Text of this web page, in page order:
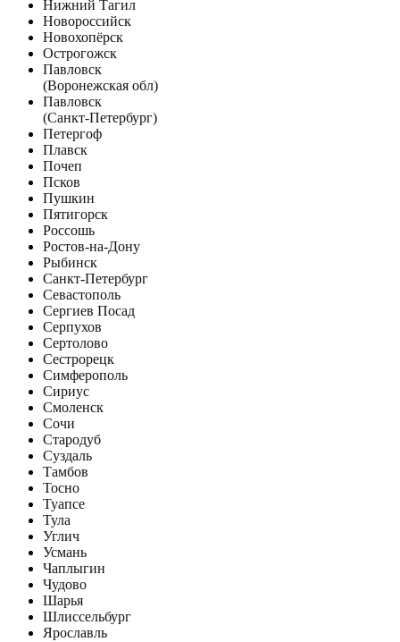
Нижний Тагил
Новороссийск
Новохопёрск
Острогожск
Павловск
(Воронежская обл)
Павловск
(Санкт-Петербург)
Петергоф
Плавск
Почеп
Псков
Пушкин
Пятигорск
Россошь
Ростов-на-Дону
Рыбинск
Санкт-Петербург
Севастополь
Сергиев Посад
Серпухов
Сертолово
Сестрорецк
Симферополь
Сириус
Смоленск
Сочи
Стародуб
Суздаль
Тамбов
Тосно
Туапсе
Тула
Углич
Усмань
Чаплыгин
Чудово
Шарья
Шлиссельбург
Ярославль